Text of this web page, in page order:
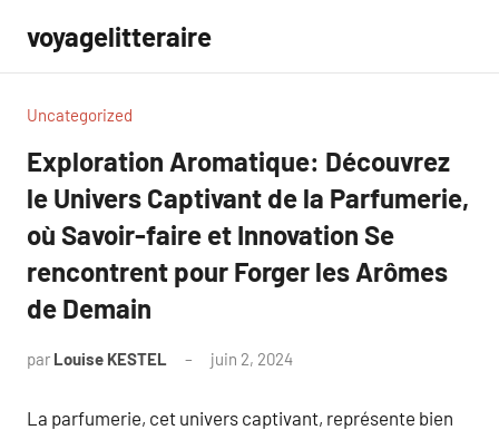
contenu
voyagelitteraire
Uncategorized
Exploration Aromatique: Découvrez
le Univers Captivant de la Parfumerie,
où Savoir-faire et Innovation Se
rencontrent pour Forger les Arômes
de Demain
par Louise KESTEL juin 2, 2024
La parfumerie, cet univers captivant, représente bien